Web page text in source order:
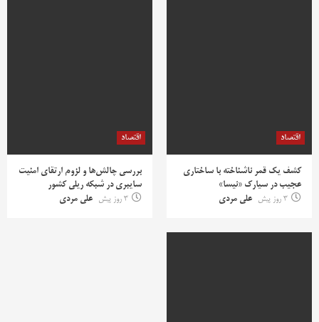
اقتصاد
کشف یک قمر ناشناخته با ساختاری
عجیب در سیارک «نیسا»
3 روز پیش
علی مردی
اقتصاد
بررسی چالش‌ها و لزوم ارتقای امنیت
سایبری در شبکه ریلی کشور
3 روز پیش
علی مردی